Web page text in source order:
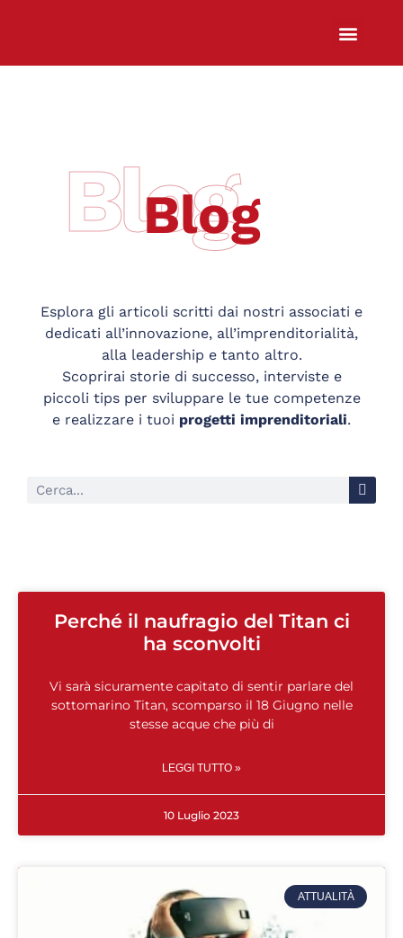
Blog
Blog
Esplora gli articoli scritti dai nostri associati e
dedicati all’innovazione, all’imprenditorialità,
alla leadership e tanto altro.
Scoprirai storie di successo, interviste e
piccoli tips per sviluppare le tue competenze
e realizzare i tuoi progetti imprenditoriali.
Perché il naufragio del Titan ci
ha sconvolti
Vi sarà sicuramente capitato di sentir parlare del
sottomarino Titan, scomparso il 18 Giugno nelle
stesse acque che più di
LEGGI TUTTO »
10 Luglio 2023
ATTUALITÀ